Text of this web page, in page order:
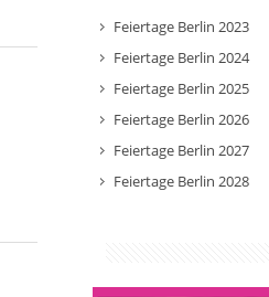
Feiertage Berlin 2023
Feiertage Berlin 2024
Feiertage Berlin 2025
Feiertage Berlin 2026
Feiertage Berlin 2027
Feiertage Berlin 2028